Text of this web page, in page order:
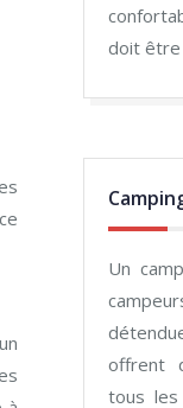
doit être
Un
offrent
tous